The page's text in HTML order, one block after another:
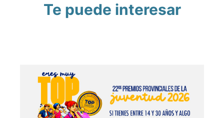
Te puede interesar